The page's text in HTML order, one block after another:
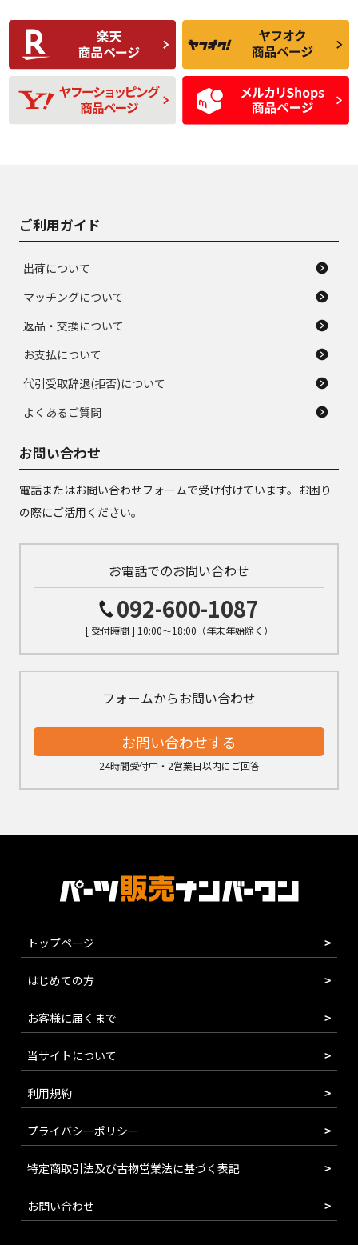
C
比較的きれいな中古
品
C
られるが、使用に問
題のない中古品
D
使用感や目立つ傷が
あり、一般的な中古
品
D
残り溝も少なく、偏
磨耗がみられ、短期
間使用できるくらい
の中古品
ご利用ガイド
出荷について
マッチングについて
返品・交換について
お支払について
代引受取辞退(拒否)について
よくあるご質問
お問い合わせ
電話またはお問い合わせフォームで受け付けています。お困り
の際にご活用ください。
お電話でのお問い合わせ
092-600-1087
[ 受付時間 ] 10:00～18:00（年末年始除く）
フォームからお問い合わせ
お問い合わせする
24時間受付中・2営業日以内にご回答
トップページ
はじめての方
お客様に届くまで
当サイトについて
利用規約
プライバシーポリシー
特定商取引法及び古物営業法に基づく表記
お問い合わせ